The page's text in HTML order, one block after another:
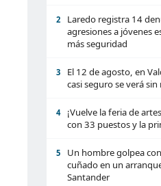
2
Laredo registra 14
agresiones a jóvenes
más seguridad
3
El 12 de agosto, en
casi seguro se verá sin
4
¡Vuelve la feria de
con 33 puestos y la
5
Un hombre golpea
cuñado en un
Santander